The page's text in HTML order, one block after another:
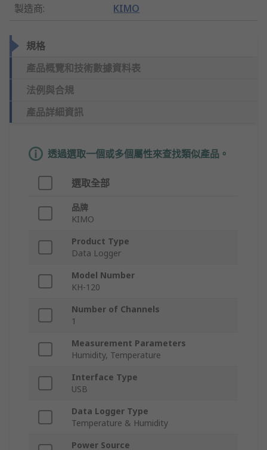
製造商: KIMO
規格
產品概覽和技術數據資料表
法例與合規
產品詳細資訊
透過選取一個或多個屬性來查找類似產品。
選取全部
品牌
KIMO
Product Type
Data Logger
Model Number
KH-120
Number of Channels
1
Measurement Parameters
Humidity, Temperature
Interface Type
USB
Data Logger Type
Temperature & Humidity
Power Source